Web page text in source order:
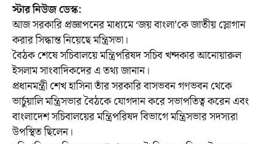
স্টার নিউজ ডেস্ক:
আজ সরকারি প্রজ্ঞাপনের মাধ্যমে ‘জয় বাংলা’কে জাতীয় স্লোগান
করার সিদ্ধান্ত নিয়েছে মন্ত্রিসভা।
বৈঠক শেষে সচিবালয়ে মন্ত্রিপরিষদ সচিব খন্দকার আনোয়ারুল
ইসলাম সাংবাদিকদের এ তথ্য জানান।
প্রধানমন্ত্রী শেখ হাসিনা তাঁর সরকারি বাসভবন গণভবন থেকে
ভার্চুয়ালি মন্ত্রিসভার বৈঠকে যোগদান করে সভাপতিত্ব করেন এবং
বাংলাদেশ সচিবালয়ের মন্ত্রিপরিষদ বিভাগে মন্ত্রিসভার সদস্যরা
উপস্থিত ছিলেন।